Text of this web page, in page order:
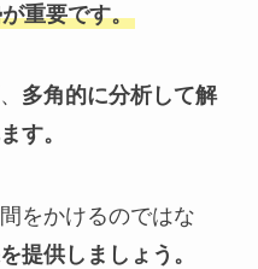
重要です。
多角的に分析して解
す。
をかけるのではな
提供しましょう。